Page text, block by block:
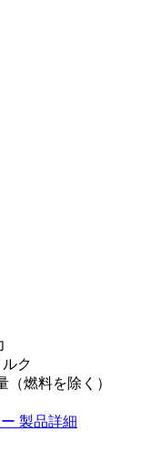
ク
（燃料を除く）
製品詳細